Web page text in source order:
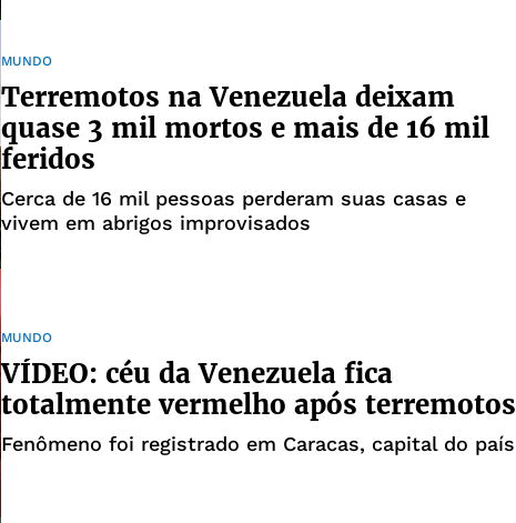
MUNDO
Terremotos na Venezuela deixam
quase 3 mil mortos e mais de 16 mil
feridos
Cerca de 16 mil pessoas perderam suas casas e
vivem em abrigos improvisados
MUNDO
VÍDEO: céu da Venezuela fica
totalmente vermelho após terremotos
Fenômeno foi registrado em Caracas, capital do país